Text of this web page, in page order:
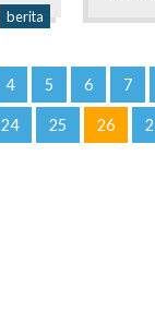
berita
4 5 6 7
24 25 26